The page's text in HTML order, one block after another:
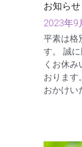
お知らせ
2023年9
平素は格
す。 誠